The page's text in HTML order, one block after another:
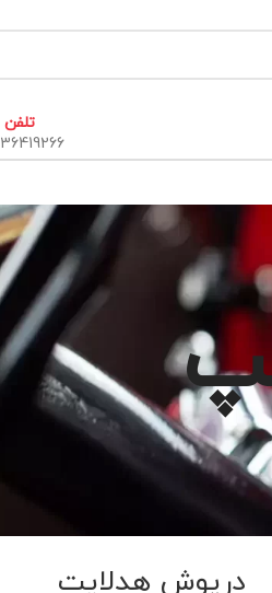
تلفن
36419266 021
درپوش هدلایت